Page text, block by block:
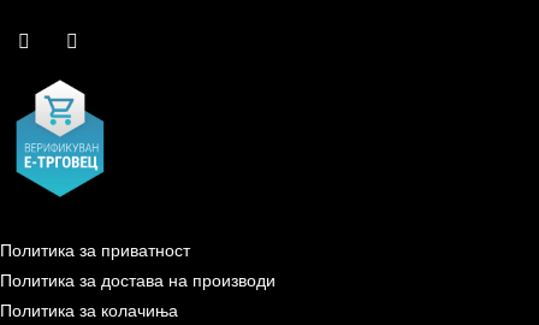
Политика за приватност
Политика за достава на производи
Политика за колачиња